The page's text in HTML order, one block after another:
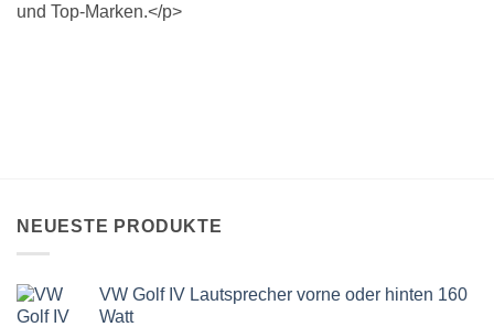
und Top-Marken.</p>
NEUESTE PRODUKTE
VW Golf IV Lautsprecher vorne oder hinten 160
Watt